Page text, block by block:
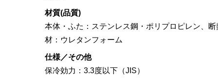
材質(品質)
本体・ふた：ステンレス鋼・ポリプロピレン、断
材：ウレタンフォーム
仕様／その他
保冷効力：3.3度以下（JIS）